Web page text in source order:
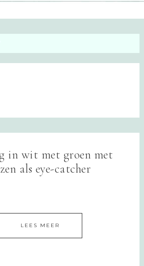
in wit met groen met
als eye-catcher
LEES MEER